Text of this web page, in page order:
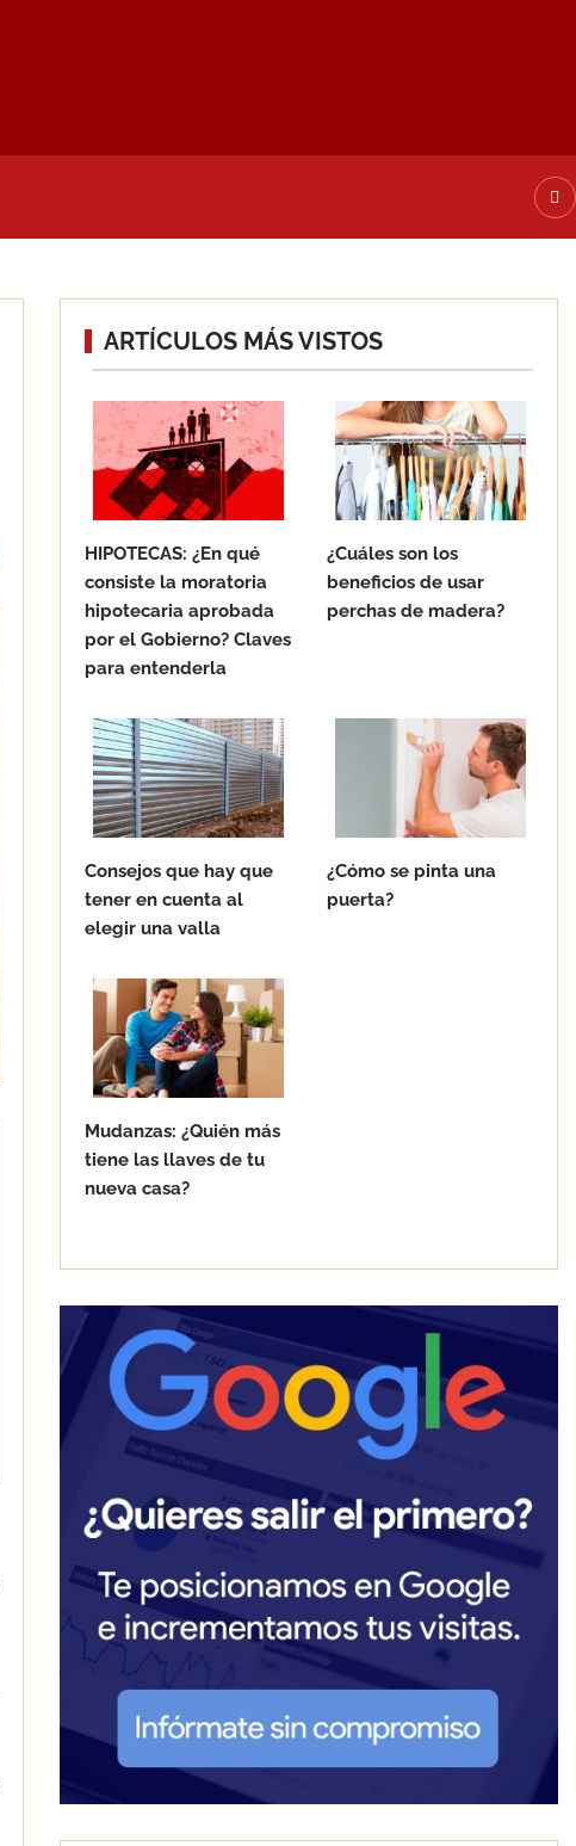
ARTÍCULOS MÁS VISTOS
HIPOTECAS: ¿En qué
consiste la moratoria
hipotecaria aprobada
por el Gobierno? Claves
para entenderla
¿Cuáles son los
beneficios de usar
perchas de madera?
Consejos que hay que
tener en cuenta al
elegir una valla
¿Cómo se pinta una
puerta?
Mudanzas: ¿Quién más
tiene las llaves de tu
nueva casa?